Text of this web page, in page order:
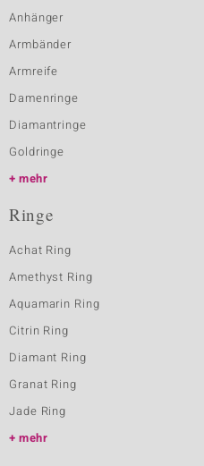
Anhänger
Armbänder
Armreife
Damenringe
Diamantringe
Goldringe
mehr
Ringe
Achat Ring
Amethyst Ring
Aquamarin Ring
Citrin Ring
Diamant Ring
Granat Ring
Jade Ring
mehr